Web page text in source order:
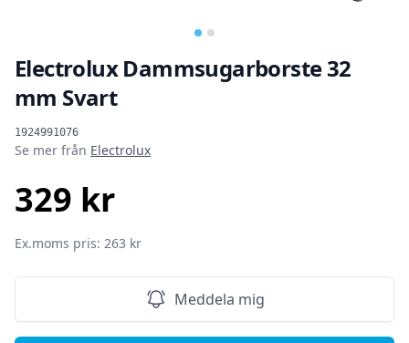
Electrolux Dammsugarborste 32
mm Svart
1924991076
Produktinformation
Se mer från Electrolux
329 kr
Ex.moms pris: 263 kr
Meddela mig